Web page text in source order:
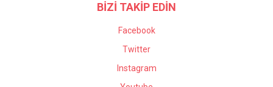
BİZİ TAKİP EDİN
Facebook
Twitter
Instagram